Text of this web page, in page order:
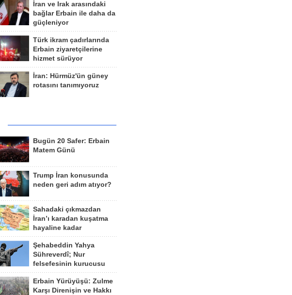
İran ve Irak arasındaki
bağlar Erbain ile daha da
güçleniyor
Türk ikram çadırlarında
Erbain ziyaretçilerine
hizmet sürüyor
İran: Hürmüz'ün güney
rotasını tanımıyoruz
Bugün 20 Safer: Erbain
Matem Günü
Trump İran konusunda
neden geri adım atıyor?
Sahadaki çıkmazdan
İran’ı karadan kuşatma
hayaline kadar
Şehabeddin Yahya
Sühreverdî; Nur
felsefesinin kurucusu
Erbain Yürüyüşü: Zulme
Karşı Direnişin ve Hakkı